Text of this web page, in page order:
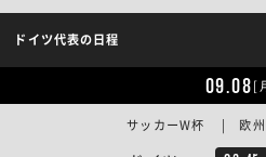
ドイツ代表の日程
09.08[
サッカーW杯 | 欧州